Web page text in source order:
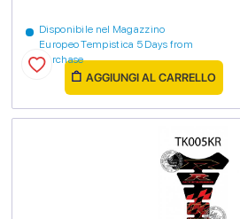
Disponibile nel Magazzino
Europeo Tempistica 5 Days from
purchase
AGGIUNGI AL CARRELLO